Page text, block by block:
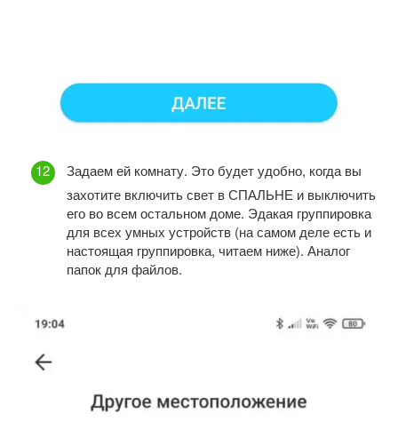
Задаем ей комнату. Это будет удобно, когда вы
захотите включить свет в СПАЛЬНЕ и выключить
его во всем остальном доме. Эдакая группировка
для всех умных устройств (на самом деле есть и
настоящая группировка, читаем ниже). Аналог
папок для файлов.